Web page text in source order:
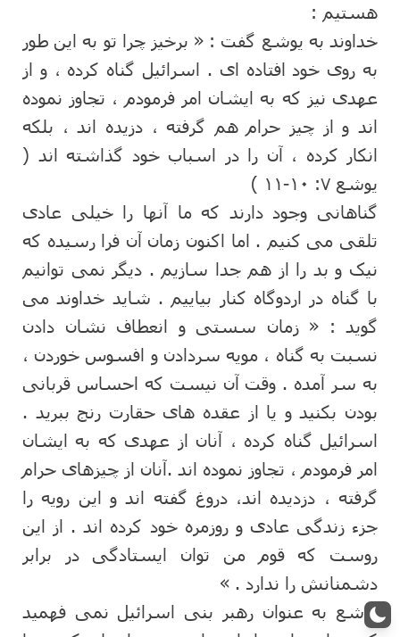
هستیم :
خداوند به یوشع گفت : « برخیز چرا تو به این طور
به روی خود افتاده ای . اسرائیل گناه کرده ، و از
عهدی نیز که به ایشان امر فرمودم ، تجاوز نموده
اند و از چیز حرام هم گرفته ، دزیده اند ، بلکه
انکار کرده ، آن را در اسباب خود گذاشته اند (
یوشع ۷: ۱۰-۱۱ )
گناهانی وجود دارند که ما آنها را خیلی عادی
تلقی می کنیم . اما اکنون زمان آن فرا رسیده که
نیک و بد را از هم جدا سازیم . دیگر نمی توانیم
با گناه در اردوگاه کنار بیاییم . شاید خداوند می
گوید : « زمان سستی و انعطاف نشان دادن
نسبت به گناه ، مویه سردادن و افسوس خوردن ،
به سر آمده . وقت آن نیست که احساس قربانی
بودن بکنید و یا از عقده های حقارت رنج ببرید .
اسرائیل گناه کرده ، آنان از عهدی که به ایشان
امر فرمودم ، تجاوز نموده اند .آنان از چیزهای حرام
گرفته ، دزدیده اند، دروغ گفته اند و این رویه را
جزء زندگی عادی و روزمره خود کرده اند . از این
روست که قوم من توان ایستادگی در برابر
دشمنانش را ندارد . »
یوشع به عنوان رهبر بنی اسرائیل نمی فهمید